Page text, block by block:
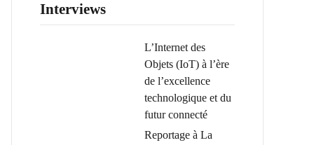
Interviews
L’Internet des
Objets (IoT) à l’ère
de l’excellence
technologique et du
futur connecté
Reportage à La